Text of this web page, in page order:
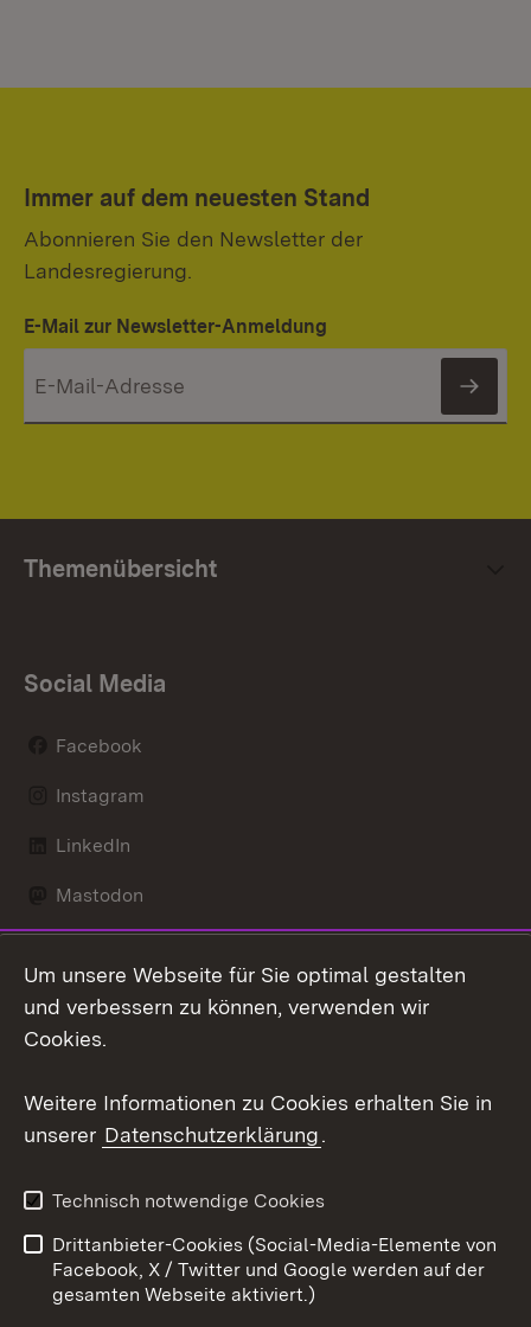
Immer auf dem neuesten Stand
Abonnieren Sie den Newsletter der
Landesregierung.
E-Mail zur Newsletter-Anmeldung
Themenübersicht
Social Media
Facebook
Instagram
LinkedIn
Mastodon
X / Twitter
Youtube
Kontakt
Datenschutz
Barrierefreiheit
Impressum Cookies
Um unsere Webseite für Sie optimal gestalten
und verbessern zu können, verwenden wir
Cookies.
Weitere Informationen zu Cookies erhalten Sie in
unserer Datenschutzerklärung.
Technisch notwendige Cookies
Drittanbieter-Cookies (Social-Media-Elemente von
Facebook, X / Twitter und Google werden auf der
gesamten Webseite aktiviert.)